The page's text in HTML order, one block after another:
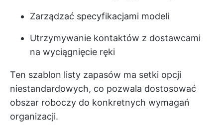
Zarządzać specyfikacjami modeli
Utrzymywanie kontaktów z dostawcami
na wyciągnięcie ręki
Ten szablon listy zapasów ma setki opcji
niestandardowych, co pozwala dostosować
obszar roboczy do konkretnych wymagań
organizacji.